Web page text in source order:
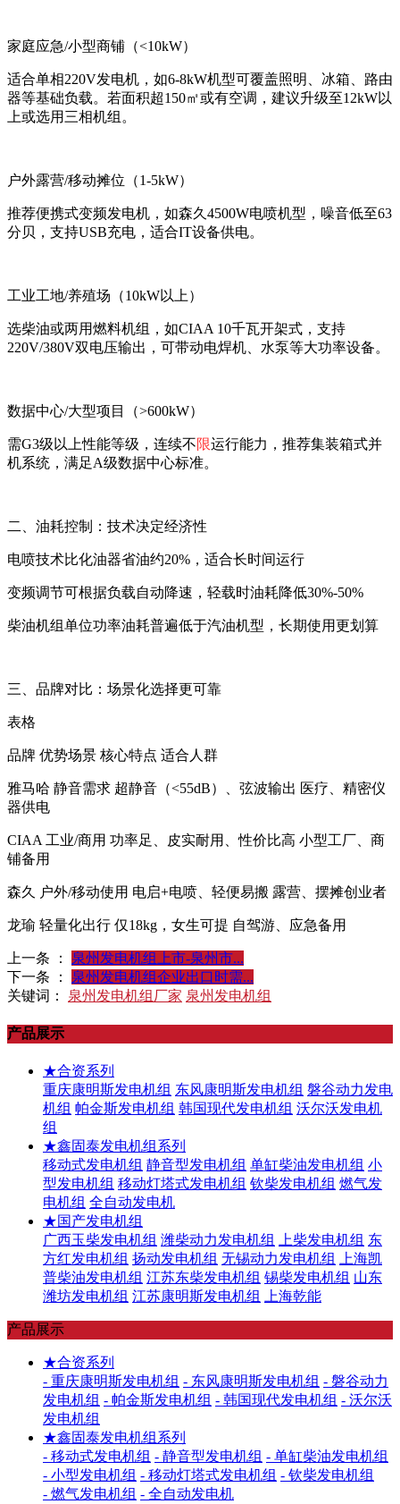
家庭应急/小型商铺（<10kW）‌
适合单相220V发电机，如6-8kW机型可覆盖照明、冰箱、路由
器等基础负载。若面积超150㎡或有空调，建议升级至12kW以
上或选用三相机组。
户外露营/移动摊位（1-5kW）‌
推荐便携式变频发电机，如森久4500W电喷机型，噪音低至63
分贝，支持USB充电，适合IT设备供电。
工业工地/养殖场（10kW以上）‌
选柴油或两用燃料机组，如CIAA 10千瓦开架式，支持
220V/380V双电压输出，可带动电焊机、水泵等大功率设备。
数据中心/大型项目（>600kW）‌
需G3级以上性能等级，连续不限运行能力，推荐集装箱式并
机系统，满足A级数据中心标准。
二、油耗控制：技术决定经济性
电喷技术‌比化油器省油约20%，适合长时间运行
变频调节‌可根据负载自动降速，轻载时油耗降低30%-50%
柴油机组单位功率油耗普遍低于汽油机型，长期使用更划算
三、品牌对比：场景化选择更可靠
表格
品牌 优势场景 核心特点 适合人群
雅马哈‌ 静音需求 超静音（<55dB）、弦波输出 医疗、精密仪
器供电
CIAA‌ 工业/商用 功率足、皮实耐用、性价比高 小型工厂、商
铺备用
森久‌ 户外/移动使用 电启+电喷、轻便易搬 露营、摆摊创业者
龙瑜‌ 轻量化出行 仅18kg，女生可提 自驾游、应急备用
上一条 ：
泉州发电机组上市-泉州市...
下一条 ：
泉州发电机组企业出口时需...
关键词： 泉州发电机组厂家 泉州发电机组
产品展示
★合资系列
重庆康明斯发电机组 东风康明斯发电机组 磐谷动力发电
机组 帕金斯发电机组 韩国现代发电机组 沃尔沃发电机
组
★鑫固泰发电机组系列
移动式发电机组 静音型发电机组 单缸柴油发电机组 小
型发电机组 移动灯塔式发电机组 钦柴发电机组 燃气发
电机组 全自动发电机
★国产发电机组
广西玉柴发电机组 潍柴动力发电机组 上柴发电机组 东
方红发电机组 扬动发电机组 无锡动力发电机组 上海凯
普柴油发电机组 江苏东柴发电机组 锡柴发电机组 山东
潍坊发电机组 江苏康明斯发电机组 上海乾能
产品展示
★合资系列
- 重庆康明斯发电机组 - 东风康明斯发电机组 - 磐谷动力
发电机组 - 帕金斯发电机组 - 韩国现代发电机组 - 沃尔沃
发电机组
★鑫固泰发电机组系列
- 移动式发电机组 - 静音型发电机组 - 单缸柴油发电机组
- 小型发电机组 - 移动灯塔式发电机组 - 钦柴发电机组
- 燃气发电机组 - 全自动发电机